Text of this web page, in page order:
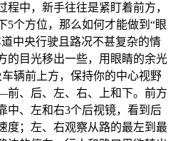
中，新手往往是紧盯着前方，
5个方位，那么如何才能做到“眼
中央行驶且路况不甚复杂的情
的目光移出一些，用眼睛的余光
辆前上方，保持你的中心视野
、后、左、右、上和下。前方
中、左和右3个后视镜，看到后
度；左、右观察从路的最左到最